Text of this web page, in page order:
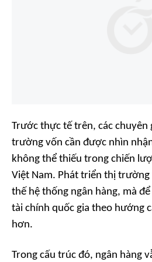
Trước thực tế trên, các chuyên
trường vốn cần được nhìn
không thể thiếu trong chiến
Việt Nam. Phát triển thị
thế hệ thống ngân hàng, mà
tài chính quốc gia theo hướng
hơn.
Trong cấu trúc đó, ngân hàng